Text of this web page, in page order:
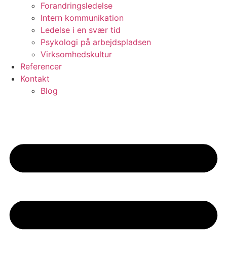
Forandringsledelse
Intern kommunikation
Ledelse i en svær tid
Psykologi på arbejdspladsen
Virksomhedskultur
Referencer
Kontakt
Blog